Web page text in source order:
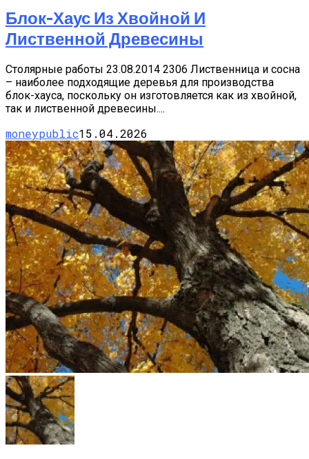
Блок-Хаус Из Хвойной И
Лиственной Древесины
Столярные работы 23.08.2014 2306 Лиственница и сосна
– наиболее подходящие деревья для производства
блок-хауса, поскольку он изготовляется как из хвойной,
так и лиственной древесины....
moneypublic15.04.2026